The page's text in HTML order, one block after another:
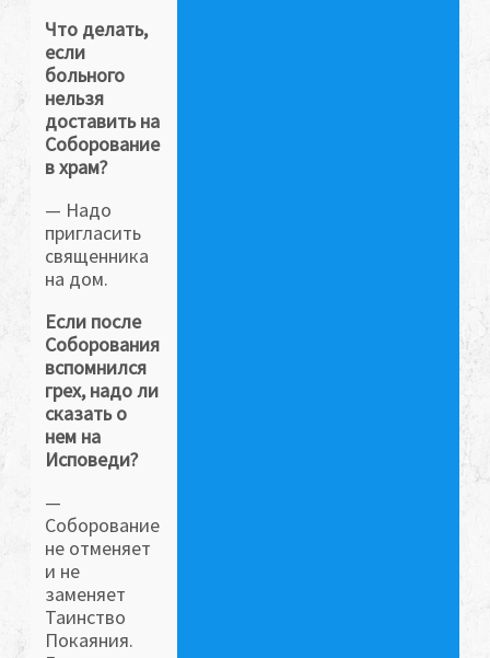
Что делать,
если
больного
нельзя
доставить на
Соборование
в храм?
— Надо
пригласить
священника
на дом.
Если после
Соборования
вспомнился
грех, надо ли
сказать о
нем на
Исповеди?
—
Соборование
не отменяет
и не
заменяет
Таинство
Покаяния.